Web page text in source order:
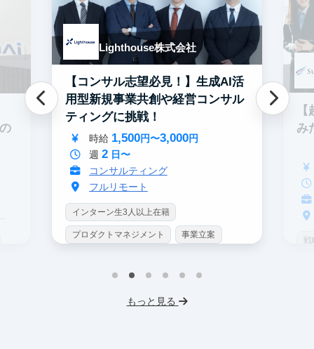
Lighthouse株式会社
【コンサル志望必見！】生成AI活
用型新規事業共創や経営コンサル
ティングに挑戦！
時給 1,500円〜3,000円
週 2日〜
コンサルティング
フルリモート
インターン生3人以上在籍
プロダクトマネジメント 事業立案
シンクタンク IT業界
スタートアップ 土日勤務可
み
戦
もっと見る